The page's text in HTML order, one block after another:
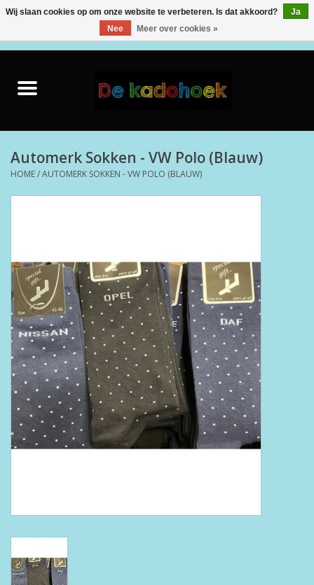
Creatief
Back to School
Boeken
Puzzels & Spellen
Collectables
Wens & Postkaarten
Feest
Automerk Sokken - VW Polo (Blauw)
HOME/AUTOMERK SOKKEN - VW POLO (BLAUW)
Wij slaan cookies op om onze website te verbeteren. Is dat akkoord?
Ja
Nee
Meer over cookies »